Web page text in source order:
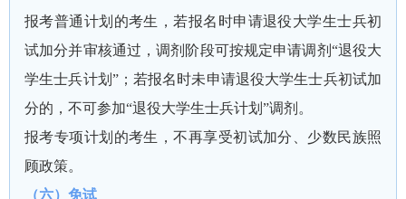
报考普通计划的考生，若报名时申请退役大学生士兵初
试加分并审核通过，调剂阶段可按规定申请调剂“退役大
学生士兵计划”；若报名时未申请退役大学生士兵初试加
分的，不可参加“退役大学生士兵计划”调剂。
报考专项计划的考生，不再享受初试加分、少数民族照
顾政策。
（六）免试